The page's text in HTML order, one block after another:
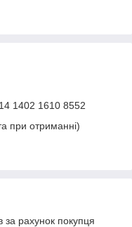
1402 1610 8552
при отриманні)
рахунок покупця